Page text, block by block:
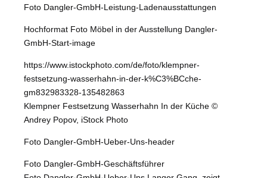
Foto Dangler-GmbH-Leistung-Ladenausstattungen
Hochformat Foto Möbel in der Ausstellung Dangler-
GmbH-Start-image
https://www.istockphoto.com/de/foto/klempner-
festsetzung-wasserhahn-in-der-k%C3%BCche-
gm832983328-135482863
Klempner Festsetzung Wasserhahn In der Küche ©
Andrey Popov, iStock Photo
Foto Dangler-GmbH-Ueber-Uns-header
Foto Dangler-GmbH-Geschäftsführer